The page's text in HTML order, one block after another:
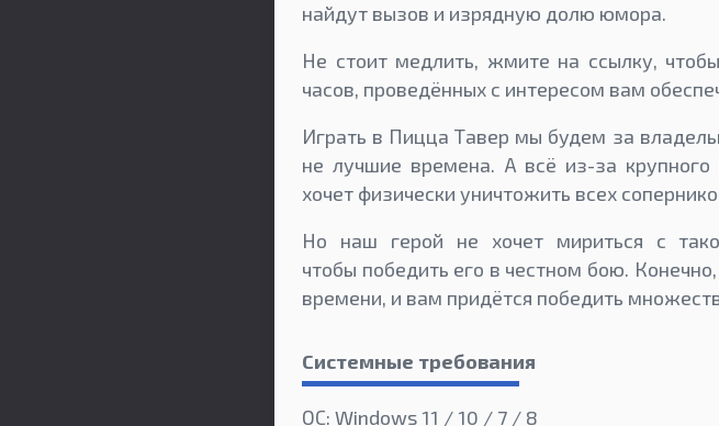
найдут вызов и изрядную долю юмора.
Не стоит медлить, жмите на ссылку,
часов, проведённых с интересом вам
Играть в Пицца Тавер мы будем за
не лучшие времена. А всё из-за
хочет физически уничтожить всех
Но наш герой не хочет мириться с
чтобы победить его в честном бою.
времени, и вам придётся победить
Системные требования
ОС: Windows 11 / 10 / 7 / 8